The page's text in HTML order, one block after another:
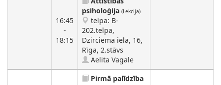
16:45
-
18:15
psiholoģija (Lekcija)
telpa: B-
202.telpa,
Dzirciema iela, 16,
Rīga, 2.stāvs
Aelita Vagale
Pirmā palīdzība